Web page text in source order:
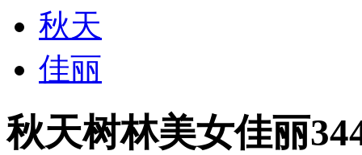
秋天
佳丽
秋天树林美女佳丽